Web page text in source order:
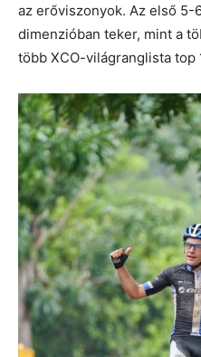
az erőviszonyok. Az első 5-
dimenzióban teker, mint a
több XCO-világranglista